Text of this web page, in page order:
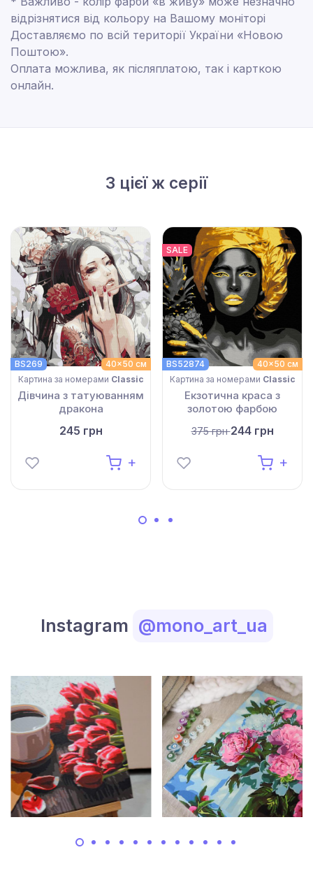
відрізнятися від кольору на Вашому моніторі
Доставляємо по всій території України «Новою
Поштою».
Оплата можлива, як післяплатою, так і карткою
онлайн.
З цієї ж серії
40x50 см
BS269
Картина за номерами Classic
Дівчина з татуюванням
дракона
245 грн
SALE
40x50 см
BS52874
Картина за номерами Classic
Екзотична краса з
золотою фарбою
375 грн244 грн
Instagram @mono_art_ua